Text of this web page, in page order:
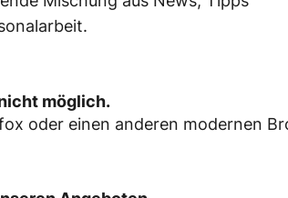
möglich.
oder einen anderen modernen